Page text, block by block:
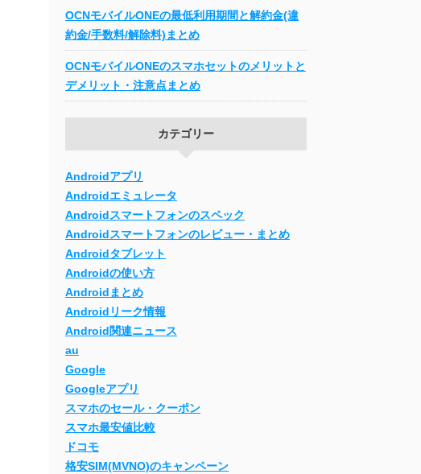
OCNモバイルONEの最低利用期間と解約金(違
約金/手数料/解除料)まとめ
OCNモバイルONEのスマホセットのメリットと
デメリット・注意点まとめ
カテゴリー
Androidアプリ
Androidエミュレータ
Androidスマートフォンのスペック
Androidスマートフォンのレビュー・まとめ
Androidタブレット
Androidの使い方
Androidまとめ
Androidリーク情報
Android関連ニュース
au
Google
Googleアプリ
スマホのセール・クーポン
スマホ最安値比較
ドコモ
格安SIM(MVNO)のキャンペーン